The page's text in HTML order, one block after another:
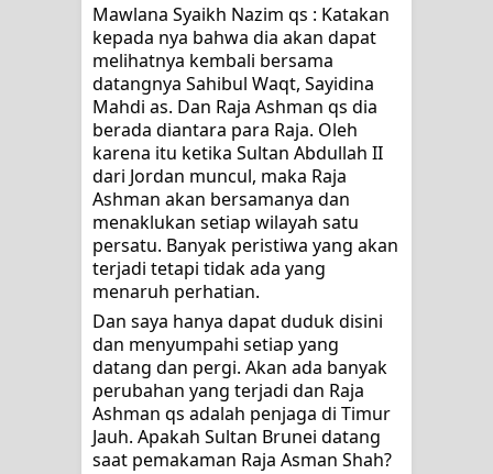
Mawlana Syaikh Nazim qs : Katakan
kepada nya bahwa dia akan dapat
melihatnya kembali bersama
datangnya Sahibul Waqt, Sayidina
Mahdi as. Dan Raja Ashman qs dia
berada diantara para Raja. Oleh
karena itu ketika Sultan Abdullah II
dari Jordan muncul, maka Raja
Ashman akan bersamanya dan
menaklukan setiap wilayah satu
persatu. Banyak peristiwa yang akan
terjadi tetapi tidak ada yang
menaruh perhatian.
Dan saya hanya dapat duduk disini
dan menyumpahi setiap yang
datang dan pergi. Akan ada banyak
perubahan yang terjadi dan Raja
Ashman qs adalah penjaga di Timur
Jauh. Apakah Sultan Brunei datang
saat pemakaman Raja Asman Shah?